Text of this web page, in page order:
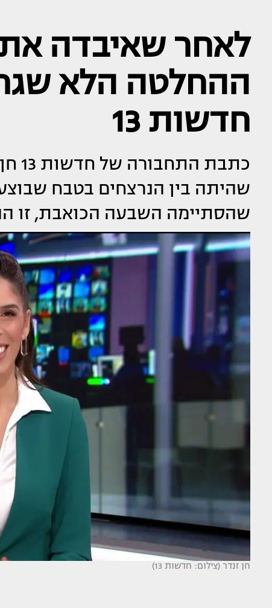
לאחר שאיבדה
ההחלטה הלא
חדשות 13
שהיתה בין הנרצחים בטבח
שהסתיימה השבעה הכואבת, זו
חן זנדר (צילום: חדשות 13)